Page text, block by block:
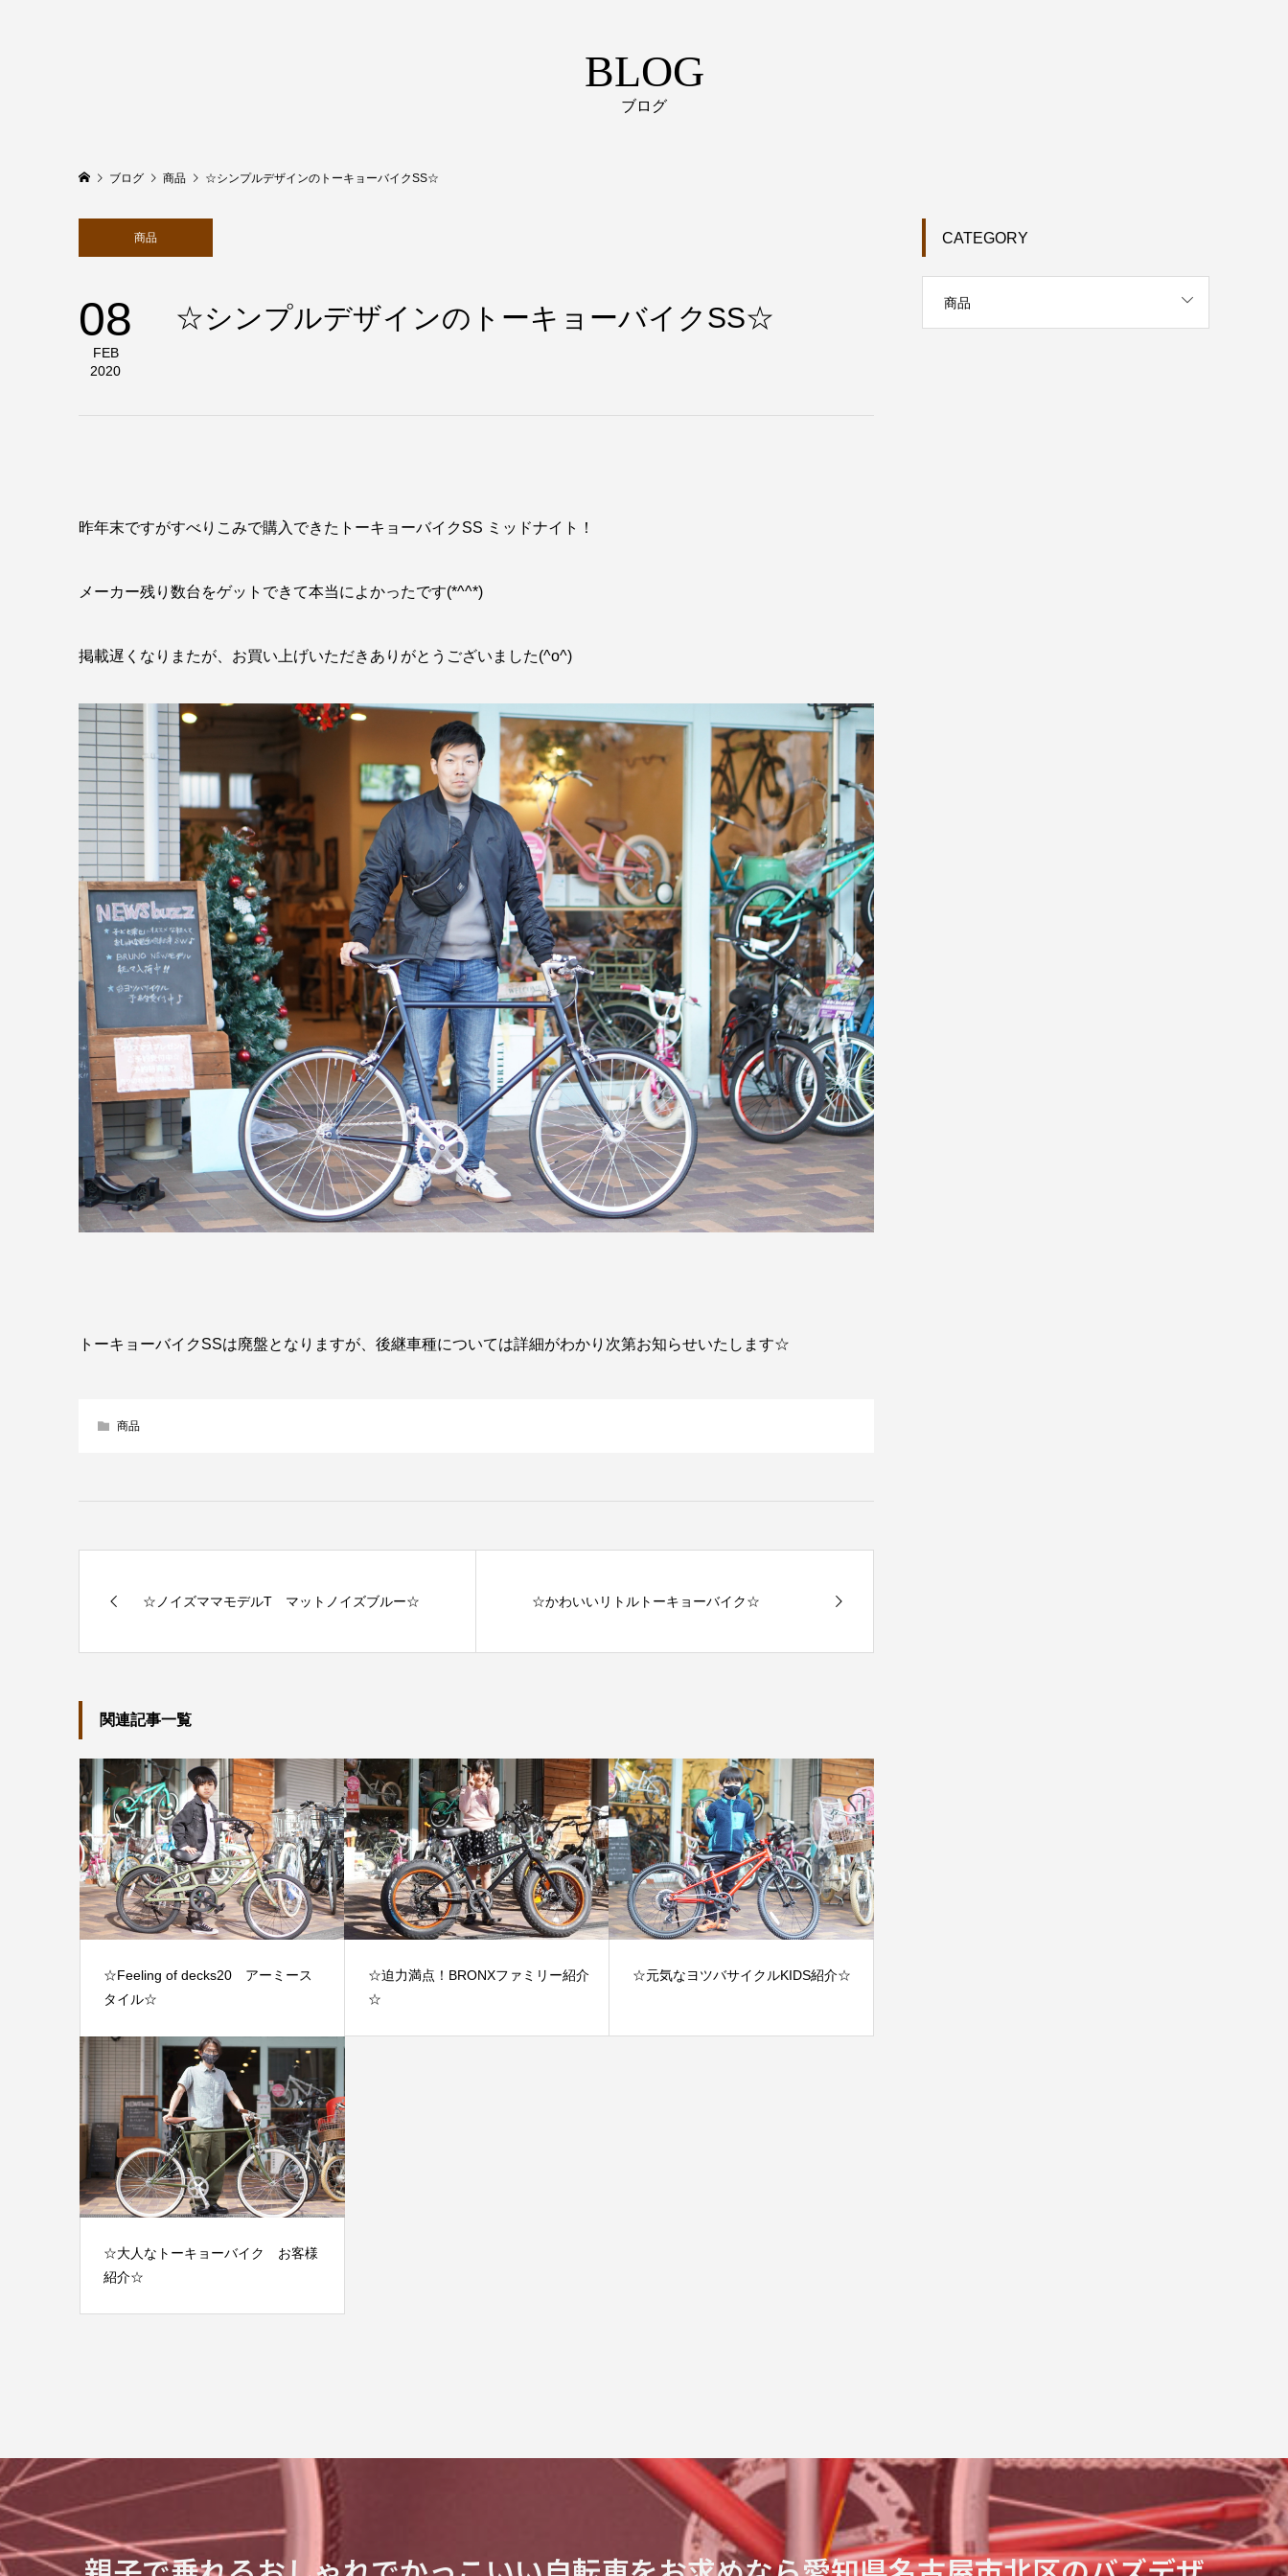
BLOG
ブログ
ブログ 商品 ☆シンプルデザインのトーキョーバイクSS☆
商品
08
FEB
2020
☆シンプルデザインのトーキョーバイクSS☆
昨年末ですがすべりこみで購入できたトーキョーバイクSS ミッドナイト！
メーカー残り数台をゲットできて本当によかったです(*^^*)
掲載遅くなりまたが、お買い上げいただきありがとうございました(^o^)
トーキョーバイクSSは廃盤となりますが、後継車種については詳細がわかり次第お知らせいたします☆
商品
☆ノイズママモデルT マットノイズブルー☆ ☆かわいいリトルトーキョーバイク☆
関連記事一覧
☆Feeling of decks20 アーミース
タイル☆
☆迫力満点！BRONXファミリー紹介
☆
☆元気なヨツバサイクルKIDS紹介☆
☆大人なトーキョーバイク お客様
紹介☆
CATEGORY
商品